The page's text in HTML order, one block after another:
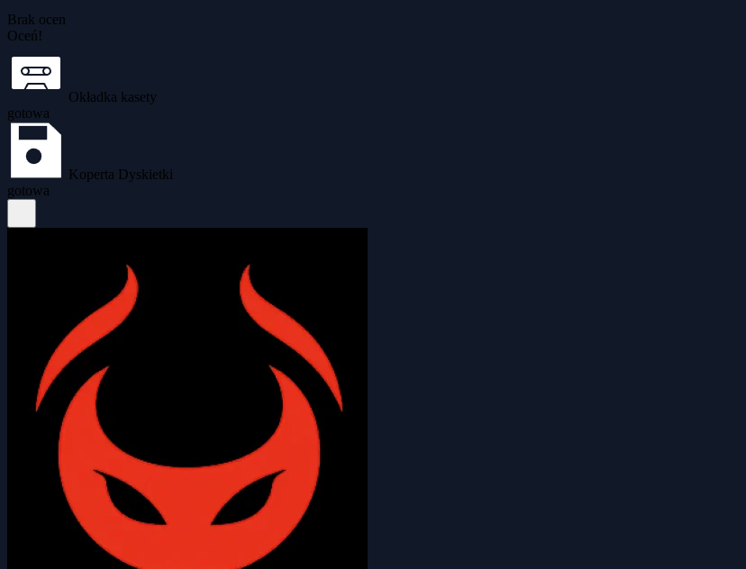
Brak ocen
Oceń!
Okładka kasety
gotowa
Koperta Dyskietki
gotowa